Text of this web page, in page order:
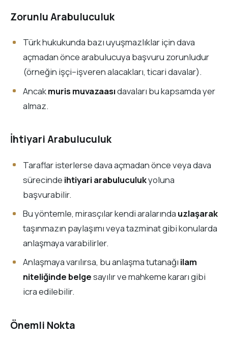
Zorunlu Arabuluculuk
Türk hukukunda bazı uyuşmazlıklar için dava
açmadan önce arabulucuya başvuru zorunludur
(örneğin işçi–işveren alacakları, ticari davalar).
Ancakmuris muvazaasıdavaları bu kapsamda yer
almaz.
İhtiyari Arabuluculuk
Taraflar isterlerse dava açmadan önce veya dava
sürecinde ihtiyari arabuluculukyoluna
başvurabilir.
Bu yöntemle, mirasçılar kendi aralarında uzlaşarak
taşınmazın paylaşımı veya tazminat gibi konularda
anlaşmaya varabilirler.
Anlaşmaya varılırsa, bu anlaşma tutanağı ilam
niteliğinde belgesayılır ve mahkeme kararı gibi
icra edilebilir.
Önemli Nokta